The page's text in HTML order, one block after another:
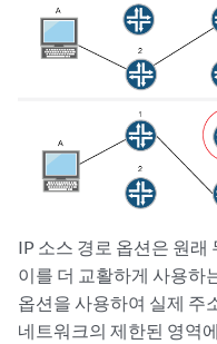
IP 소스 경로 옵션은 원
이를 더 교활하게 사용하
옵션을 사용하여 실제 주
네트워크의 제한된 영역